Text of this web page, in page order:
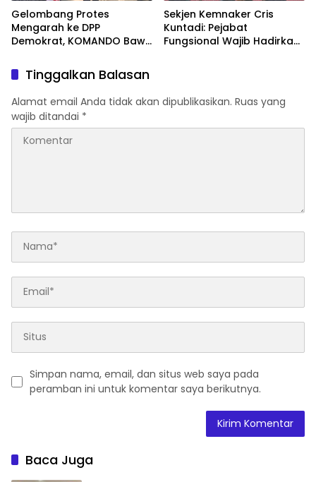
Gelombang Protes
Mengarah ke DPP
Demokrat, KOMANDO Bawa
Dody Hanggodo
Sekjen Kemnaker Cris
Kuntadi: Pejabat
Fungsional Wajib Hadirkan
Tinggalkan Balasan
Alamat email Anda tidak akan dipublikasikan. Ruas yang
wajib ditandai *
Simpan nama, email, dan situs web saya pada
peramban ini untuk komentar saya berikutnya.
Baca Juga